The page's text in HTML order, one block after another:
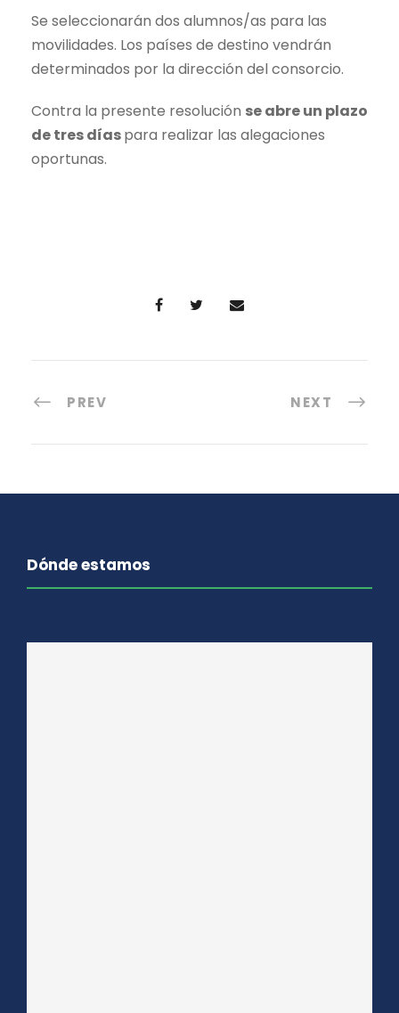
Se seleccionarán dos alumnos/as para las
movilidades. Los países de destino vendrán
determinados por la dirección del consorcio.
Contra la presente resolución se abre un plazo
de tres díaspara realizar las alegaciones
oportunas.
PREV NEXT
Dónde estamos